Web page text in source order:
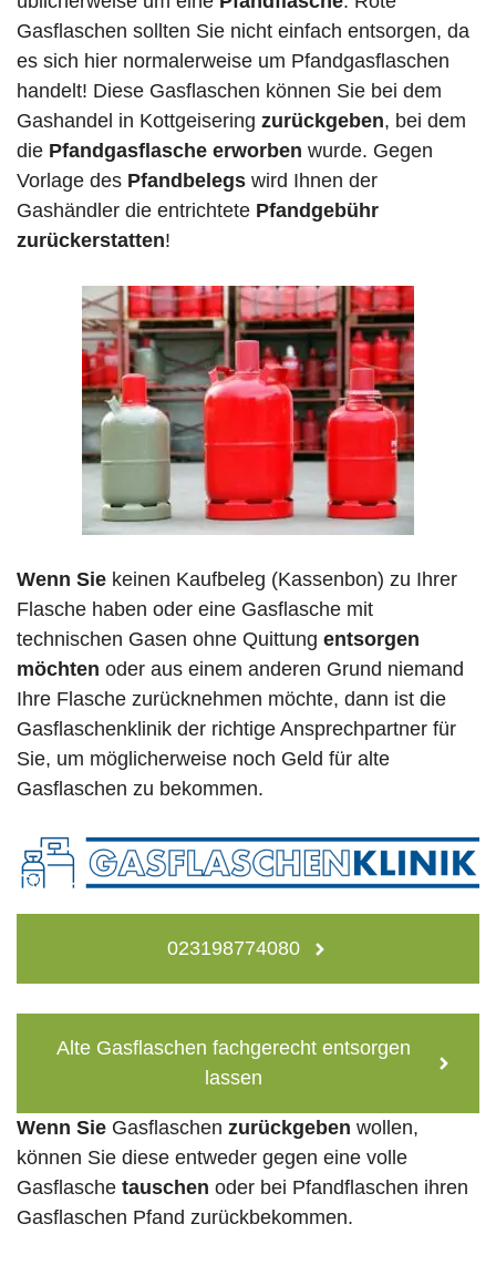
Gasflaschen sollten Sie nicht einfach entsorgen, da
es sich hier normalerweise um Pfandgasflaschen
handelt! Diese Gasflaschen können Sie bei dem
Gashandel in Kottgeisering zurückgeben, bei dem
die Pfandgasflasche erworben wurde. Gegen
Vorlage des Pfandbelegs wird Ihnen der
Gashändler die entrichtete Pfandgebühr
zurückerstatten!
Wenn Sie keinen Kaufbeleg (Kassenbon) zu Ihrer
Flasche haben oder eine Gasflasche mit
technischen Gasen ohne Quittung entsorgen
möchten oder aus einem anderen Grund niemand
Ihre Flasche zurücknehmen möchte, dann ist die
Gasflaschenklinik der richtige Ansprechpartner für
Sie, um möglicherweise noch Geld für alte
Gasflaschen zu bekommen.
023198774080
Alte Gasflaschen fachgerecht entsorgen
lassen
Wenn Sie Gasflaschen zurückgeben wollen,
können Sie diese entweder gegen eine volle
Gasflasche tauschen oder bei Pfandflaschen ihren
Gasflaschen Pfand zurückbekommen.